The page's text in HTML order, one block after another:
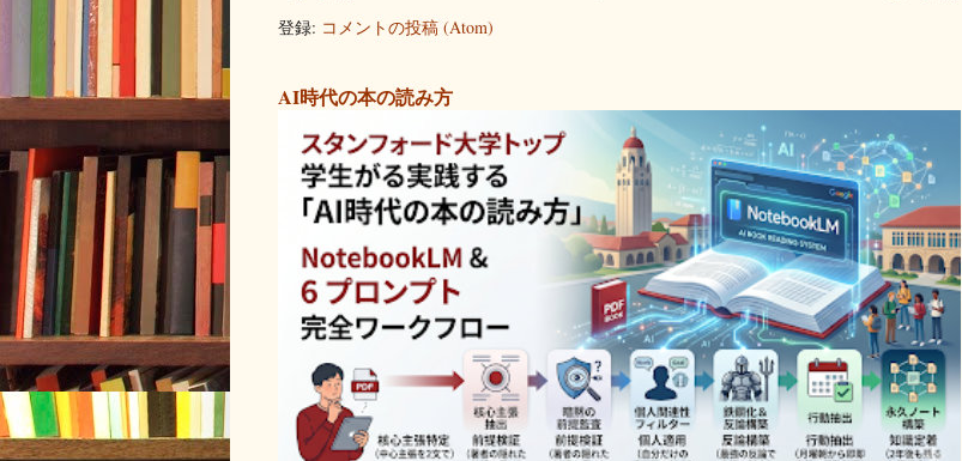
登録: コメントの投稿 (Atom)
AI時代の本の読み方